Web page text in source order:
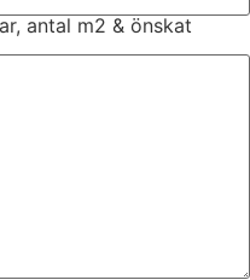
antal m2 & önskat